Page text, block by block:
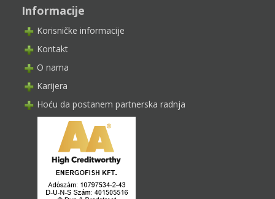
Informacije
Korisničke informacije
Kontakt
O nama
Karijera
Hoću da postanem partnerska radnja